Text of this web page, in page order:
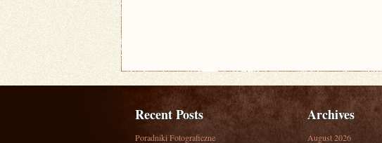
Recent Posts
Poradniki Fotograficzne
Archives
August 2026